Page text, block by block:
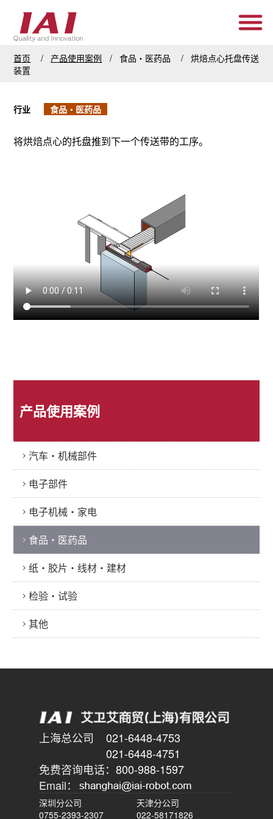
首页 产品使用案例 食品・医药品
烘焙点心托盘传送
装置
行业 食品・医药品
将烘焙点心的托盘推到下一个传送带的工序。
产品使用案例
汽车・机械部件
电子部件
电子机械・家电
食品・医药品
纸・胶片・线材・建材
检验・试验
其他
上海总公司 021-6448-4753
021-6448-4751
免费咨询电话： 800-988-1597
Email：
深圳分公司
0755-2393-2307
天津分公司
022-58171826